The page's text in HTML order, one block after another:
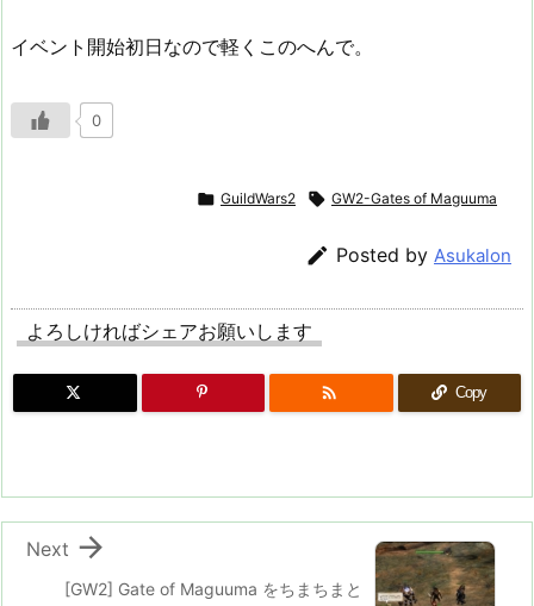
イベント開始初日なので軽くこのへんで。
0
 GuildWars2  GW2-Gates of Maguuma
 Posted by Asukalon
よろしければシェアお願いします
 Copy
[GW2] Gate of Maguuma をちまちまと

Next